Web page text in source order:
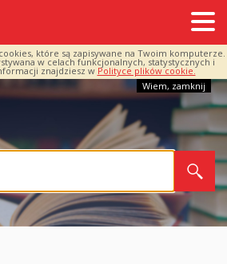
które są zapisywane na Twoim komputerze.
w celach funkcjonalnych, statystycznych i
znajdziesz w Polityce plików cookie.
Wiem, zamknij